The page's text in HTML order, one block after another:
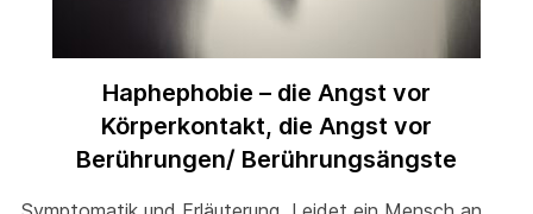
Haphephobie – die Angst vor
Körperkontakt, die Angst vor
Berührungen/ Berührungsängste